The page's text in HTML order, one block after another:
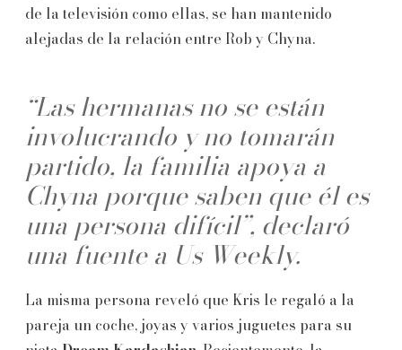
de la televisión como ellas, se han mantenido
alejadas de la relación entre Rob y Chyna.
“Las hermanas no se están
involucrando y no tomarán
partido, la familia apoya a
Chyna porque saben que él es
una persona difícil”, declaró
una fuente a Us Weekly.
La misma persona reveló que Kris le regaló a la
pareja un coche, joyas y varios juguetes para su